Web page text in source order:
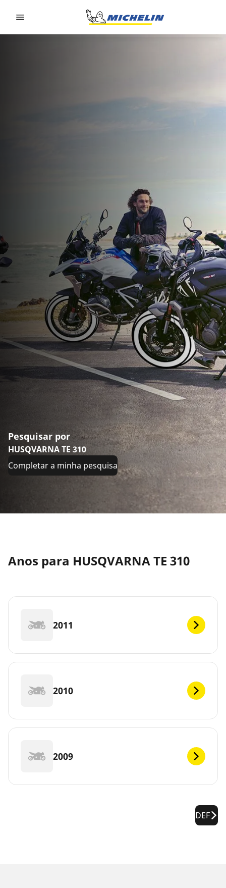
Pesquisar por
HUSQVARNA TE 310
Completar a minha pesquisa
Anos para HUSQVARNA TE 310
2011
2010
2009
DEF